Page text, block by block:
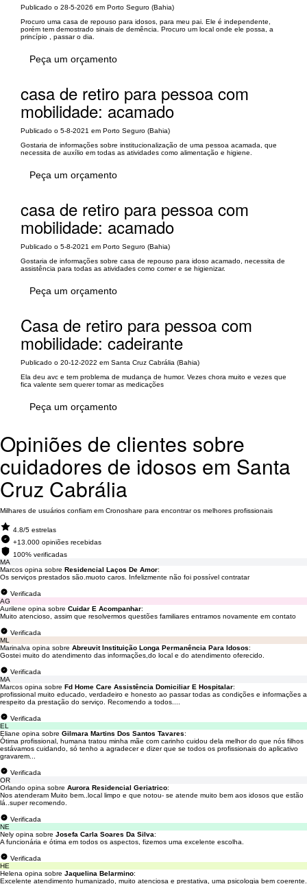
Publicado o 28-5-2026 em Porto Seguro (Bahia)
Procuro uma casa de repouso para idosos, para meu pai. Ele é independente,
porém tem demostrado sinais de demência. Procuro um local onde ele possa, a
princípio , passar o dia.
Peça um orçamento
casa de retiro para pessoa com
mobilidade: acamado
Publicado o 5-8-2021 em Porto Seguro (Bahia)
Gostaria de informações sobre institucionalização de uma pessoa acamada, que
necessita de auxílio em todas as atividades como alimentação e higiene.
Peça um orçamento
casa de retiro para pessoa com
mobilidade: acamado
Publicado o 5-8-2021 em Porto Seguro (Bahia)
Gostaria de informações sobre casa de repouso para idoso acamado, necessita de
assistência para todas as atividades como comer e se higienizar.
Peça um orçamento
Casa de retiro para pessoa com
mobilidade: cadeirante
Publicado o 20-12-2022 em Santa Cruz Cabrália (Bahia)
Ela deu avc e tem problema de mudança de humor. Vezes chora muito e vezes que
fica valente sem querer tomar as medicações
Peça um orçamento
Opiniões de clientes sobre
cuidadores de idosos em Santa
Cruz Cabrália
Milhares de usuários confiam em Cronoshare para encontrar os melhores profissionais
4.8/5 estrelas
+13.000 opiniões recebidas
100% verificadas
MA
Marcos opina sobre Residencial Laços De Amor:
Os serviços prestados são.muoto caros. Infelizmente não foi possível contratar
Verificada
AG
Aurilene opina sobre Cuidar E Acompanhar:
Muito atencioso, assim que resolvermos questões familiares entramos novamente em contato
Verificada
ML
Marinalva opina sobre Abreuvit Instituição Longa Permanência Para Idosos:
Gostei muito do atendimento das informações,do local e do atendimento oferecido.
Verificada
MA
Marcos opina sobre Fd Home Care Assistência Domiciliar E Hospitalar:
profissional muito educado, verdadeiro e honesto ao passar todas as condições e informações a
respeito da prestação do serviço. Recomendo a todos....
Verificada
EL
Eliane opina sobre Gilmara Martins Dos Santos Tavares:
Ótima profissional, humana tratou minha mãe com carinho cuidou dela melhor do que nós filhos
estávamos cuidando, só tenho a agradecer e dizer que se todos os profissionais do aplicativo
gravarem...
Verificada
OR
Orlando opina sobre Aurora Residencial Geriatrico:
Nos atenderam Muito bem..local limpo e que notou- se atende muito bem aos idosos que estão
lá..super recomendo.
Verificada
NE
Nely opina sobre Josefa Carla Soares Da Silva:
A funcionária e ótima em todos os aspectos, fizemos uma excelente escolha.
Verificada
HE
Helena opina sobre Jaquelina Belarmino:
Excelente atendimento humanizado, muito atenciosa e prestativa, uma psicologia bem coerente.